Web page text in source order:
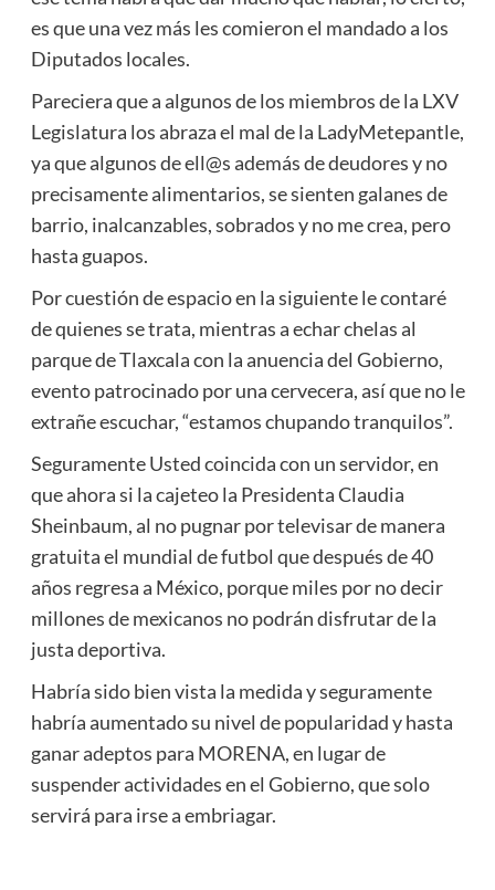
es que una vez más les comieron el mandado a los
Diputados locales.
Pareciera que a algunos de los miembros de la LXV
Legislatura los abraza el mal de la LadyMetepantle,
ya que algunos de ell@s además de deudores y no
precisamente alimentarios, se sienten galanes de
barrio, inalcanzables, sobrados y no me crea, pero
hasta guapos.
Por cuestión de espacio en la siguiente le contaré
de quienes se trata, mientras a echar chelas al
parque de Tlaxcala con la anuencia del Gobierno,
evento patrocinado por una cervecera, así que no le
extrañe escuchar, “estamos chupando tranquilos”.
Seguramente Usted coincida con un servidor, en
que ahora si la cajeteo la Presidenta Claudia
Sheinbaum, al no pugnar por televisar de manera
gratuita el mundial de futbol que después de 40
años regresa a México, porque miles por no decir
millones de mexicanos no podrán disfrutar de la
justa deportiva.
Habría sido bien vista la medida y seguramente
habría aumentado su nivel de popularidad y hasta
ganar adeptos para MORENA, en lugar de
suspender actividades en el Gobierno, que solo
servirá para irse a embriagar.